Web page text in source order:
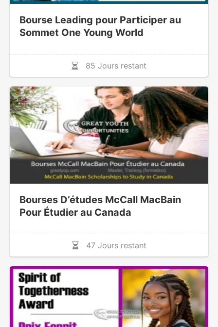
Bourse Leading pour Participer au
Sommet One Young World
85 Jours restant
Bourses D’études McCall MacBain
Pour Étudier au Canada
47 Jours restant